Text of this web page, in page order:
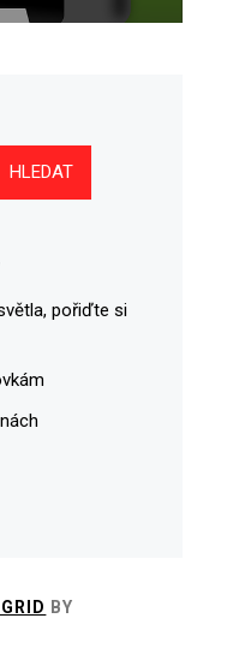
HLEDAT
pořiďte si
BY